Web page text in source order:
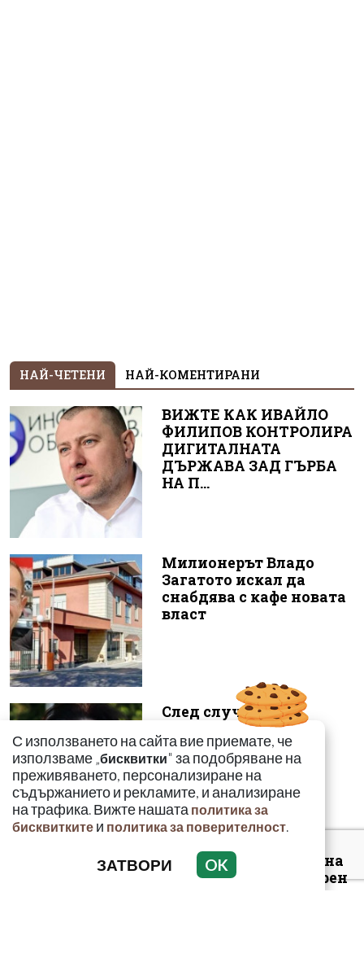
НАЙ-ЧЕТЕНИ НАЙ-КОМЕНТИРАНИ
ВИЖТЕ КАК ИВАЙЛО
ФИЛИПОВ КОНТРОЛИРА
ДИГИТАЛНАТА
ДЪРЖАВА ЗАД ГЪРБА
НА П...
Милионерът Владо
Загатото искал да
снабдява с кафе новата
власт
След случая с
родилката от Варна:
Още едно семейство
разказа за бремен...
Луксозният майбах на
Митьо Очите опожарен
заради балони с райски
С използването на сайта вие приемате, че
използваме „бисквитки" за подобряване на
преживяването, персонализиране на
съдържанието и рекламите, и анализиране
на трафика. Вижте нашата политика за
бисквитките и политика за поверителност.
ЗАТВОРИ OK